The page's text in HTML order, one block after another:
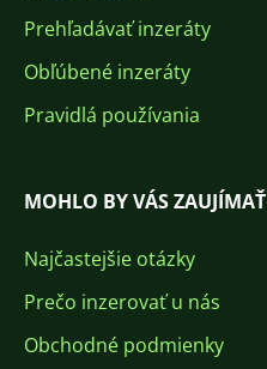
Prehľadávať inzeráty
Obľúbené inzeráty
Pravidlá používania
MOHLO BY VÁS ZAUJÍMAŤ
Najčastejšie otázky
Prečo inzerovať u nás
Obchodné podmienky